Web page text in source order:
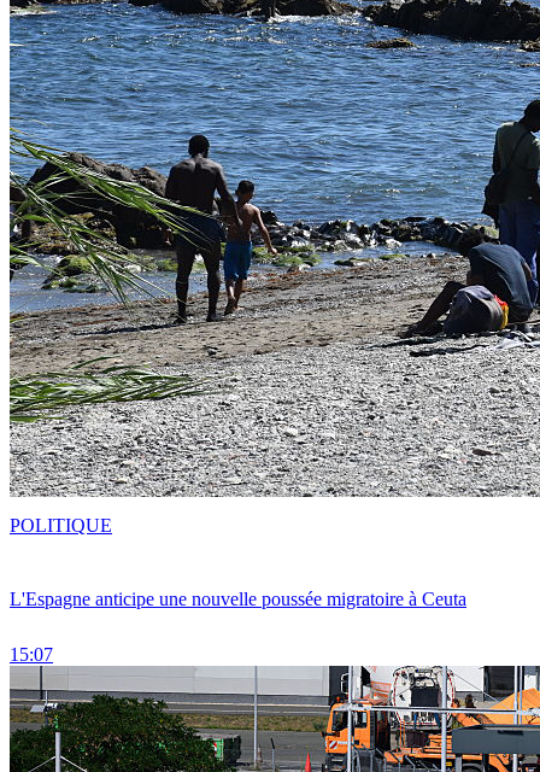
L'Espagne anticipe une nouvelle poussée migratoire à Ceuta
15:07
POLITIQUE